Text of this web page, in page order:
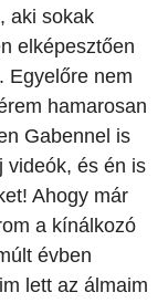
aki sokak
elképesztően
Egyelőre nem
hamarosan
Gabennel is
videók, és én is
Ahogy már
a kínálkozó
évben
lett az álmaim